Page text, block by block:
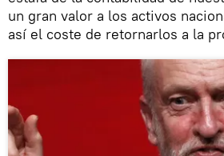
un gran valor a los activos
así el coste de retornarlos a la